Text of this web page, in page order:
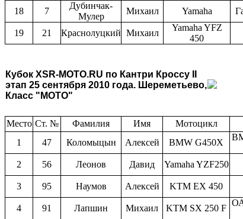
18 7
Дубинчак-
Мулер
Михаил Yamaha
19 21 Краснолуцкий Михаил
Yamaha YFZ
450
Кубок XSR-MOTO.RU по Кантри Кроссу
этап 25 сентября 2010 года. Шереметьево,
Класс "MOTO"
Место Ст. № Фамилия Имя Мотоцикл
1
47 Коломыцын Алексей BMW G450X
2 56 Леонов Давид Yamaha YZF250
3 95 Наумов Алексей KTM EX 450
4 91 Лапшин Михаил KTM SX 250 F